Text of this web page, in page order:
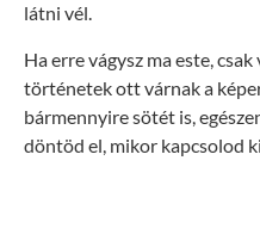
látni vél.
Ha erre vágysz ma este,
történetek ott várnak a
bármennyire sötét is,
döntöd el, mikor kapcsolod ki.